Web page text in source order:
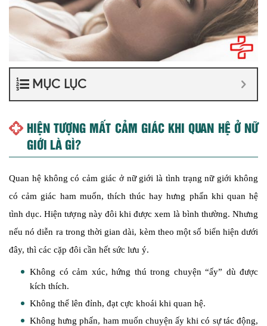
MỤC LỤC
HIỆN TƯỢNG MẤT CẢM GIÁC KHI QUAN HỆ Ở NỮ
GIỚI LÀ GÌ?
Quan hệ không có cảm giác ở nữ giới là tình trạng nữ giới không
có cảm giác ham muốn, thích thúc hay hưng phấn khi quan hệ
tình dục. Hiện tượng này đôi khi được xem là bình thường. Nhưng
nếu nó diễn ra trong thời gian dài, kèm theo một số biển hiện dưới
đây, thì các cặp đôi cần hết sức lưu ý.
Không có cảm xúc, hứng thú trong chuyện “ấy” dù được
kích thích.
Không thể lên đỉnh, đạt cực khoái khi quan hệ.
Không hưng phấn, ham muốn chuyện ấy khi có sự tác động,